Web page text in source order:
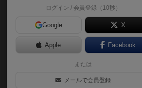
30～45分
ランキング当て × 役付きブラックジャック
共通のお題に対するお互いのランキングの順位
イズゲーム！ 順位がそのまま得点になります。
合計「18」点を目指します。 当てたランキン...
ザイツ コウスケ（Kosuke Zaitsu）
サイコロ塾（Saikorojuku）
ログイン / 会員登録（10秒）
Google X
Apple Facebook
または
メールで会員登録